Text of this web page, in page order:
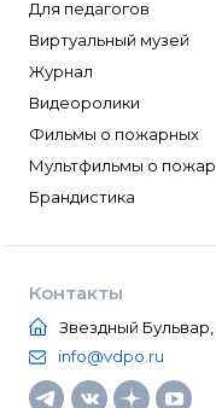
Для педагогов
Виртуальный музей
Журнал
Видеоролики
Фильмы о пожарных
Мультфильмы о
Брандистика
Контакты
Звездный Бульвар,
info@vdpo.ru